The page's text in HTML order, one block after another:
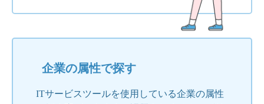
企業の属性で探す
ITサービスツールを使用している企業の属性